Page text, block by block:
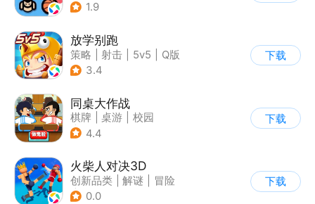
1.9
放学别跑
策略 射击 5v5
Q版
3.4
下载
同桌大作战
棋牌 桌游
校园
| 卡通
4.4
下载
火柴人对决3D
创新品类 解谜
冒险
| 挑战破纪录
0.0
下载